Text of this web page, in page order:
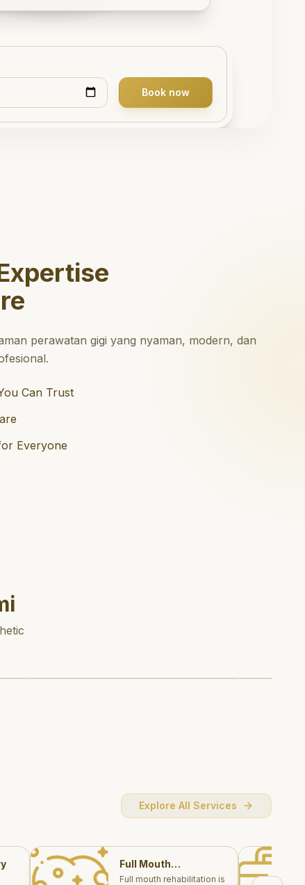
Book now
perawatan gigi yang nyaman, modern, dan
Can Trust
Everyone
Explore All Services
Full Mouth
Rehabilitations
Full mouth rehabilitation is